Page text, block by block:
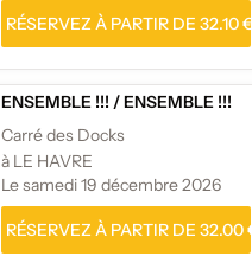
RÉSERVEZ À PARTIR DE 32.10 €
ENSEMBLE !!! /ENSEMBLE !!!
Carré des Docks
à LE HAVRE
Le samedi 19 décembre 2026
RÉSERVEZ À PARTIR DE 32.00 €